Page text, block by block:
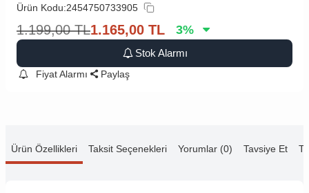
Ürün Kodu:2454750733905
1.199,00 TL1.165,00 TL 3%
Stok Alarmı
Fiyat Alarmı Paylaş
Ürün Özellikleri Taksit Seçenekleri Yorumlar (0) Tavsiye Et